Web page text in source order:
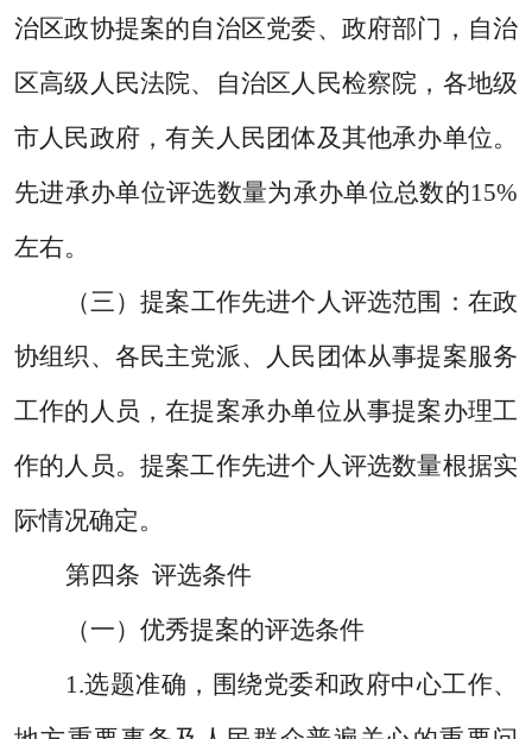
治区政协提案的自治区党委、政府部门，自治
区高级人民法院、自治区人民检察院，各地级
市人民政府，有关人民团体及其他承办单位。
先进承办单位评选数量为承办单位总数的15%
左右。
（三）提案工作先进个人评选范围 ： 在政
协组织、各民主党派、人民团体从事提案服务
工作的人员，在提案承办单位从事提案办理工
作的人员。提案工作先进个人评选数量根据实
际情况确定。
第四条 评选条件
（一）优秀提案的评选条件
1.选题准确，围绕党委和政府中心工作、